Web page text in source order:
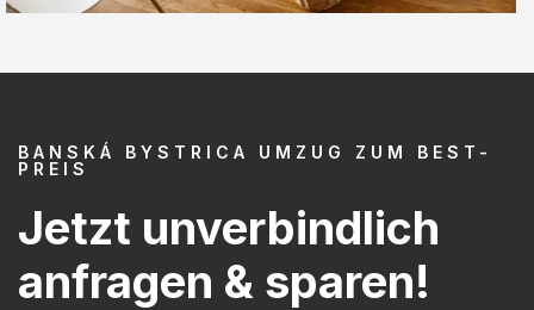
BANSKÁ BYSTRICA UMZUG ZUM BEST-
PREIS
Jetzt unverbindlich
anfragen & sparen!